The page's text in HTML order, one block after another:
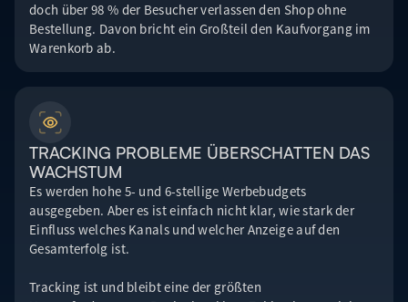
doch über 98 % der Besucher verlassen den Shop ohne
Bestellung. Davon bricht ein Großteil den Kaufvorgang im
Warenkorb ab.
TRACKING PROBLEME ÜBERSCHATTEN DAS
WACHSTUM
Es werden hohe 5- und 6-stellige Werbebudgets
ausgegeben. Aber es ist einfach nicht klar, wie stark der
Einfluss welches Kanals und welcher Anzeige auf den
Gesamterfolg ist.
Tracking ist und bleibt eine der größten